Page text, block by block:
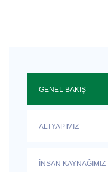
GENEL BAKIŞ
ALTYAPIMIZ
İNSAN KAYNAĞIMIZ